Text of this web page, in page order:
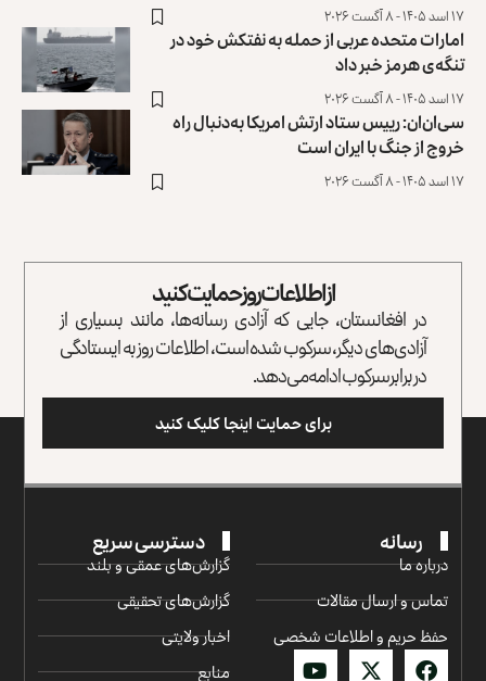
۱۷ اسد ۱۴۰۵ - ۸ آگست ۲۰۲۶
امارات متحده عربی از حمله به نفتکش خود در
تنگه‌ی هرمز خبر داد
۱۷ اسد ۱۴۰۵ - ۸ آگست ۲۰۲۶
سی‌ان‌ان: رییس ستاد ارتش امریکا به‌دنبال راه
خروج از جنگ با ایران است
۱۷ اسد ۱۴۰۵ - ۸ آگست ۲۰۲۶
از اطلاعات روز حمایت کنید
در افغانستان، جایی که آزادی رسانه‌ها، مانند بسیاری از
آزادی‌های دیگر، سرکوب شده است، اطلاعات روز به ایستادگی
در برابر سرکوب ادامه می‌دهد.
برای حمایت اینجا کلیک کنید
رسانه
درباره ما
تماس و ارسال مقالات
حفظ حریم و اطلاعات شخصی
دسترسی سریع
گزارش‌‌های عمقی و بلند
گزارش‌های تحقیقی
اخبار ولایتی
منابع